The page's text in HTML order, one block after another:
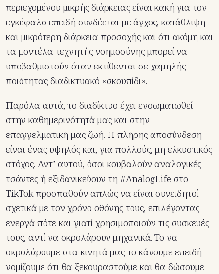
περιεχομένου μικρής διάρκειας είναι κακή για τον
εγκέφαλο επειδή συνδέεται με άγχος, κατάθλιψη
και μικρότερη διάρκεια προσοχής και ότι ακόμη και
τα μοντέλα τεχνητής νοημοσύνης μπορεί να
υποβαθμιστούν όταν εκτίθενται σε χαμηλής
ποιότητας διαδικτυακό «σκουπίδι».
Παρόλα αυτά, το διαδίκτυο έχει ενσωματωθεί
στην καθημερινότητά μας και στην
επαγγελματική μας ζωή. Η πλήρης αποσύνδεση
είναι ένας υψηλός και, για πολλούς, μη ελκυστικός
στόχος. Αντ’ αυτού, όσοι κουβαλούν αναλογικές
τσάντες ή εξιδανικεύουν τη #AnalogLife στο
TikTok προσπαθούν απλώς να είναι συνειδητοί
σχετικά με τον χρόνο οθόνης τους, επιλέγοντας
ενεργά πότε και γιατί χρησιμοποιούν τις συσκευές
τους, αντί να σκρολάρουν μηχανικά. Το να
σκρολάρουμε στα κινητά μας το κάνουμε επειδή
νομίζουμε ότι θα ξεκουραστούμε και θα δώσουμε